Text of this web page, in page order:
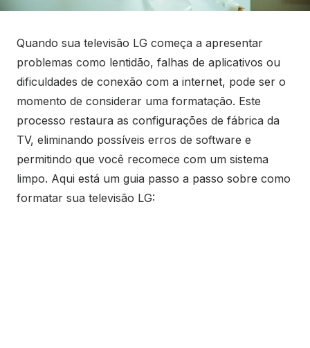
Quando sua televisão LG começa a apresentar
problemas como lentidão, falhas de aplicativos ou
dificuldades de conexão com a internet, pode ser o
momento de considerar uma formatação. Este
processo restaura as configurações de fábrica da
TV, eliminando possíveis erros de software e
permitindo que você recomece com um sistema
limpo. Aqui está um guia passo a passo sobre como
formatar sua televisão LG: